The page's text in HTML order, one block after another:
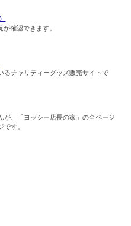
確認できます。
るチャリティーグッズ販売サイトで
が、「ヨッシー店長の家」の全ページ
です。